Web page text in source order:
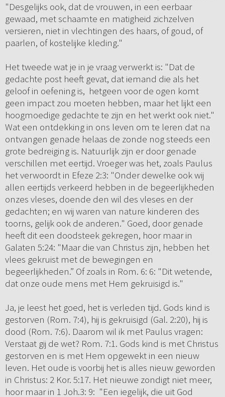
"Desgelijks ook, dat de vrouwen, in een eerbaar
gewaad, met schaamte en matigheid zichzelven
versieren, niet in vlechtingen des haars, of goud, of
paarlen, of kostelijke kleding."
Het tweede wat je in je vraag verwerkt is: "Dat de
gedachte post heeft gevat, dat iemand die als het
geloof in oefening is, hetgeen voor de ogen komt
geen impact zou moeten hebben, maar het lijkt een
hoogmoedige gedachte te zijn en het werkt ook niet."
Wat een ontdekking in ons leven om te leren dat na
ontvangen genade helaas de zonde nog steeds een
grote bedreiging is. Natuurlijk zijn er door genade
verschillen met eertijd. Vroeger was het, zoals Paulus
het verwoordt in Efeze 2:3: "Onder dewelke ook wij
allen eertijds verkeerd hebben in de begeerlijkheden
onzes vleses, doende den wil des vleses en der
gedachten; en wij waren van nature kinderen des
toorns, gelijk ook de anderen." Goed, door genade
heeft dit een doodsteek gekregen, hoor maar in
Galaten 5:24: "Maar die van Christus zijn, hebben het
vlees gekruist met de bewegingen en
begeerlijkheden.” Of zoals in Rom. 6: 6: "Dit wetende,
dat onze oude mens met Hem gekruisigd is."
Ja, je leest het goed, het is verleden tijd. Gods kind is
gestorven (Rom. 7:4), hij is gekruisigd (Gal. 2:20), hij is
dood (Rom. 7:6). Daarom wil ik met Paulus vragen:
Verstaat gij de wet? Rom. 7:1. Gods kind is met Christus
gestorven en is met Hem opgewekt in een nieuw
leven. Het oude is voorbij het is alles nieuw geworden
in Christus: 2 Kor. 5:17. Het nieuwe zondigt niet meer,
hoor maar in 1 Joh.3: 9: "Een iegelijk, die uit God